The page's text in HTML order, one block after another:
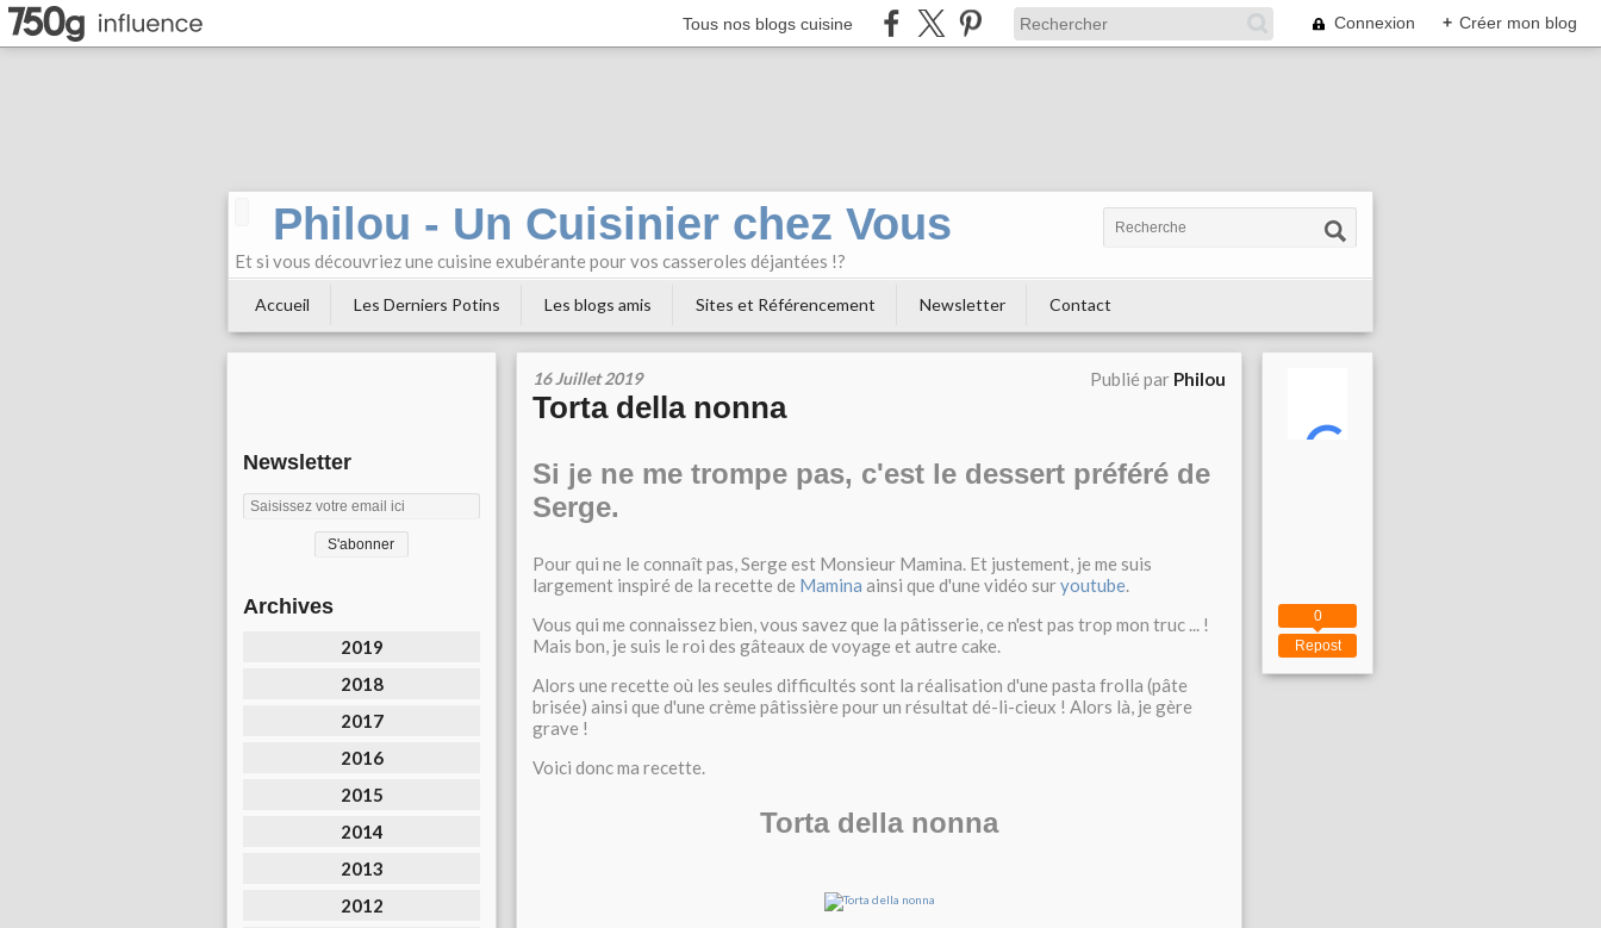
Tous nos blogs cuisine Connexion + Créer mon blog
Philou - Un Cuisinier chez Vous
Et si vous découvriez une cuisine exubérante pour vos casseroles déjantées !?
Accueil Les Derniers Potins Les blogs amis Sites et Référencement Newsletter Contact
Newsletter
Archives
2019
2018
2017
2016
2015
2014
2013
2012
16 Juillet 2019 Publié par Philou
Torta della nonna
Si je ne me trompe pas, c'est le dessert préféré de
Serge.
Pour qui ne le connaît pas, Serge est Monsieur Mamina. Et justement, je me suis
largement inspiré de la recette de Mamina ainsi que d'une vidéo suryoutube.
Vous qui me connaissez bien, vous savez que la pâtisserie, ce n'est pas trop mon truc ... !
Mais bon, je suis le roi des gâteaux de voyage et autre cake.
Alors une recette où les seules difficultés sont la réalisation d'une pasta frolla (pâte
brisée) ainsi que d'une crème pâtissière pour un résultat dé-li-cieux ! Alors là, je gère
grave !
Voici donc ma recette.
Torta della nonna
Repost
0